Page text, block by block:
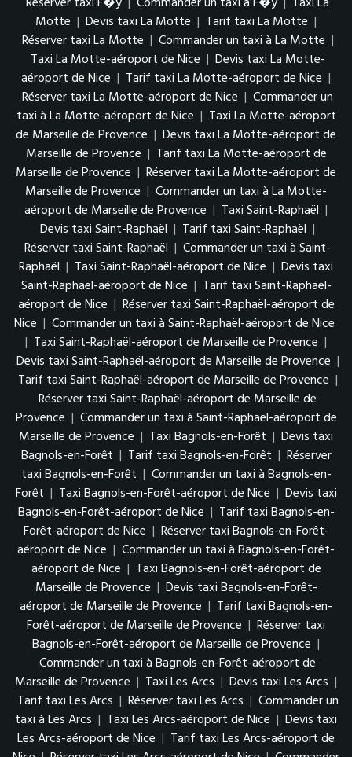
Motte | Devis taxi La Motte | Tarif taxi La Motte |
Réserver taxi La Motte | Commander un taxi à La Motte |
Taxi La Motte-aéroport de Nice | Devis taxi La Motte-
aéroport de Nice | Tarif taxi La Motte-aéroport de Nice |
Réserver taxi La Motte-aéroport de Nice | Commander un
taxi à La Motte-aéroport de Nice | Taxi La Motte-aéroport
de Marseille de Provence | Devis taxi La Motte-aéroport de
Marseille de Provence | Tarif taxi La Motte-aéroport de
Marseille de Provence | Réserver taxi La Motte-aéroport de
Marseille de Provence | Commander un taxi à La Motte-
aéroport de Marseille de Provence | Taxi Saint-Raphaël |
Devis taxi Saint-Raphaël | Tarif taxi Saint-Raphaël |
Réserver taxi Saint-Raphaël | Commander un taxi à Saint-
Raphaël | Taxi Saint-Raphaël-aéroport de Nice | Devis taxi
Saint-Raphaël-aéroport de Nice | Tarif taxi Saint-Raphaël-
aéroport de Nice | Réserver taxi Saint-Raphaël-aéroport de
Nice | Commander un taxi à Saint-Raphaël-aéroport de Nice
| Taxi Saint-Raphaël-aéroport de Marseille de Provence |
Devis taxi Saint-Raphaël-aéroport de Marseille de Provence |
Tarif taxi Saint-Raphaël-aéroport de Marseille de Provence |
Réserver taxi Saint-Raphaël-aéroport de Marseille de
Provence | Commander un taxi à Saint-Raphaël-aéroport de
Marseille de Provence | Taxi Bagnols-en-Forêt | Devis taxi
Bagnols-en-Forêt | Tarif taxi Bagnols-en-Forêt | Réserver
taxi Bagnols-en-Forêt | Commander un taxi à Bagnols-en-
Forêt | Taxi Bagnols-en-Forêt-aéroport de Nice | Devis taxi
Bagnols-en-Forêt-aéroport de Nice | Tarif taxi Bagnols-en-
Forêt-aéroport de Nice | Réserver taxi Bagnols-en-Forêt-
aéroport de Nice | Commander un taxi à Bagnols-en-Forêt-
aéroport de Nice | Taxi Bagnols-en-Forêt-aéroport de
Marseille de Provence | Devis taxi Bagnols-en-Forêt-
aéroport de Marseille de Provence | Tarif taxi Bagnols-en-
Forêt-aéroport de Marseille de Provence | Réserver taxi
Bagnols-en-Forêt-aéroport de Marseille de Provence |
Commander un taxi à Bagnols-en-Forêt-aéroport de
Marseille de Provence | Taxi Les Arcs | Devis taxi Les Arcs |
Tarif taxi Les Arcs | Réserver taxi Les Arcs | Commander un
taxi à Les Arcs | Taxi Les Arcs-aéroport de Nice | Devis taxi
Les Arcs-aéroport de Nice | Tarif taxi Les Arcs-aéroport de